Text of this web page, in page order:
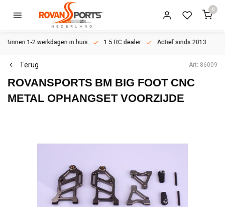
0
Binnen 1-2 werkdagen in huis 1:5 RC dealer Actief sinds 2013
Terug Art: 86009
ROVANSPORTS BM BIG FOOT CNC
METAL OPHANGSET VOORZIJDE